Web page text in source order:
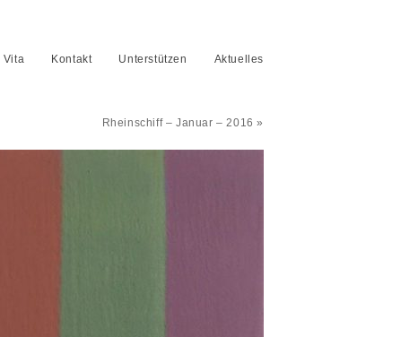
Vita Kontakt Unterstützen Aktuelles
Rheinschiff – Januar – 2016 »